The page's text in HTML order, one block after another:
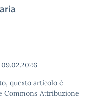
09.02.2026
questo articolo è
Commons Attribuzione